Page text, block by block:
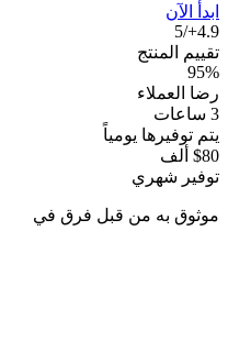
ابدأ الآن
4.9+/5
تقييم المنتج
95%
رضا العملاء
3 ساعات
يتم توفيرها يومياً
$80 ألف
توفير شهري
موثوق به من قبل فرق في